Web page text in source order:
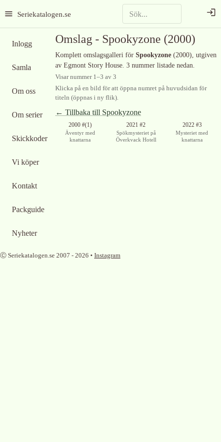
Seriekatalogen.se
Inlogg
Samla
Om oss
Om serier
Skickkoder
Vi köper
Kontakt
Packguide
Nyheter
Omslag - Spookyzone (2000)
Komplett omslagsgalleri för Spookyzone (2000), utgiven
av Egmont Story House. 3 nummer listade nedan.
Visar nummer 1–3 av 3
Klicka på en bild för att öppna numret på huvudsidan för
titeln (öppnas i ny flik).
← Tillbaka till Spookyzone
2000 #(1)
Äventyr med
knattarna
Ingen bild
tillgänglig
2021 #2
Spökmysteriet på
Överkvack Hotell
2022 #3
Mysteriet med
knattarna
Ⓒ Seriekatalogen.se 2007 - 2026 • Instagram